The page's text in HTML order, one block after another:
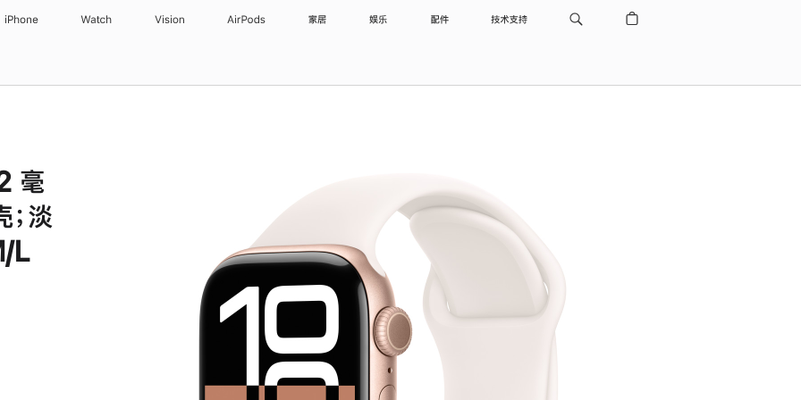
iPhone Watch Vision AirPods 家居 娱乐 配件 技术支持
毫
淡
L